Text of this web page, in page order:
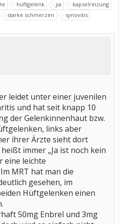
hüftgelenk jia
kapselreizung
starke schmerzen synovitis
leidet unter einer juvenilen
und hat seit knapp 10
der Gelenkinnenhaut bzw.
links aber
ihrer Ärzte sieht dort
immer „Ja ist noch kein
eine leichte
MRT hat man die
gesehen, im
Hüftgelenken einen
50mg Enbrel und 3mg